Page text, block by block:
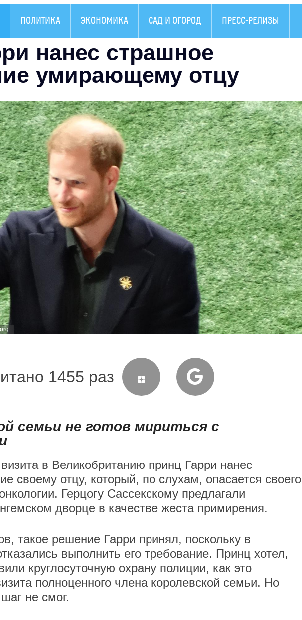
ПОЛИТИКА ЭКОНОМИКА САД И ОГОРОД ПРЕСС-РЕЛИЗЫ
нанес страшное
умирающему отцу
1455 раз
семьи не готов мириться с
в Великобританию принц Гарри нанес
своему отцу, который, по слухам, опасается своего
Герцогу Сассекскому предлагали
дворце в качестве жеста примирения.
такое решение Гарри принял, поскольку в
выполнить его требование. Принц хотел,
круглосуточную охрану полиции, как это
полноценного члена королевской семьи. Но
не смог.